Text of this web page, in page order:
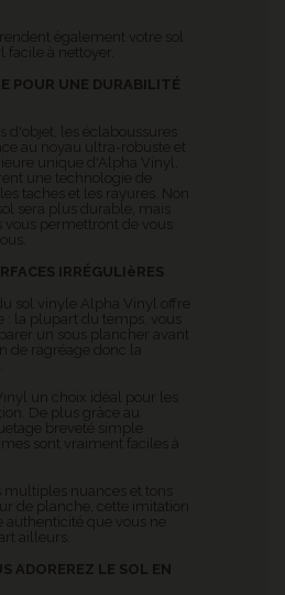
également votre sol
à nettoyer.
POUR UNE DURABILITÉ
d'objet, les éclaboussures
au noyau ultra-robuste et
unique d'Alpha Vinyl,
une technologie de
taches et les rayures. Non
sera plus durable, mais
vous permettront de vous
IRRÉGULIèRES
sol vinyle Alpha Vinyl offre
: la plupart du temps, vous
un sous plancher avant
un choix idéal pour les
De plus grâce au
breveté simple
sont vraiment faciles à
multiples nuances et tons
de planche, cette imitation
authenticité que vous ne
ailleurs.
ADOREREZ LE SOL EN